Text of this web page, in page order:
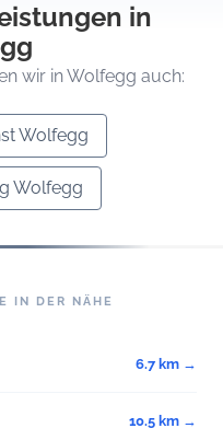
in
wir in Wolfegg auch:
Wolfegg
Wolfegg
IN DER NÄHE
6.7 km →
10.5 km →